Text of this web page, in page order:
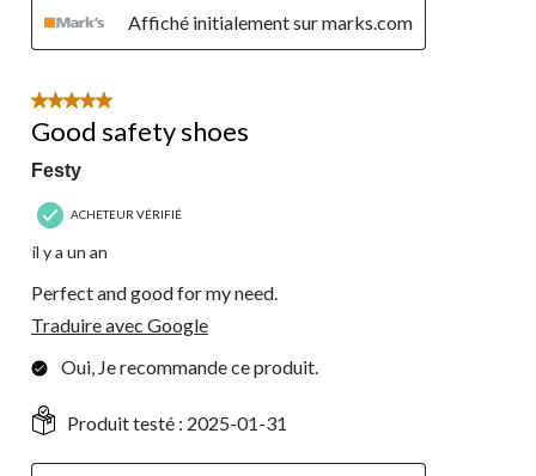
Affiché initialement sur marks.com
5 étoile(s) sur 5.
Good safety shoes
Festy
ACHETEUR VÉRIFIÉ
il y a un an
Perfect and good for my need.
Traduire avec Google
Oui, Je recommande ce produit.
Produit testé : 2025-01-31